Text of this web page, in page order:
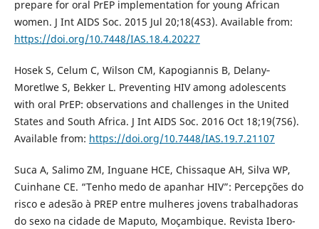
prepare for oral PrEP implementation for young African
women. J Int AIDS Soc. 2015 Jul 20;18(4S3). Available from:
https://doi.org/10.7448/IAS.18.4.20227
Hosek S, Celum C, Wilson CM, Kapogiannis B, Delany‐
Moretlwe S, Bekker L. Preventing HIV among adolescents
with oral PrEP: observations and challenges in the United
States and South Africa. J Int AIDS Soc. 2016 Oct 18;19(7S6).
Available from: https://doi.org/10.7448/IAS.19.7.21107
Suca A, Salimo ZM, Inguane HCE, Chissaque AH, Silva WP,
Cuinhane CE. “Tenho medo de apanhar HIV”: Percepções do
risco e adesão à PREP entre mulheres jovens trabalhadoras
do sexo na cidade de Maputo, Moçambique. Revista Ibero-